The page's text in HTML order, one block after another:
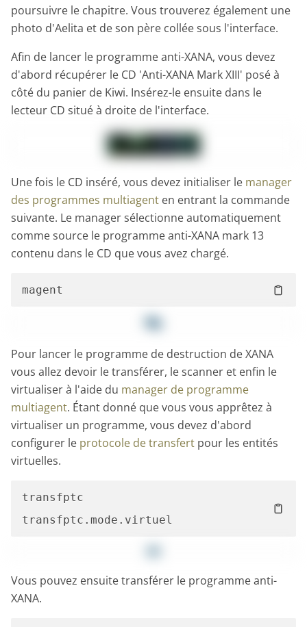
poursuivre le chapitre. Vous trouverez également une
photo d'Aelita et de son père collée sous l'interface.
Afin de lancer le programme anti-XANA, vous devez
d'abord récupérer le CD 'Anti-XANA Mark XIII' posé à
côté du panier de Kiwi. Insérez-le ensuite dans le
lecteur CD situé à droite de l'interface.
Une fois le CD inséré, vous devez initialiser le manager
des programmes multiagent en entrant la commande
suivante. Le manager sélectionne automatiquement
comme source le programme anti-XANA mark 13
contenu dans le CD que vous avez chargé.
Pour lancer le programme de destruction de XANA
vous allez devoir le transférer, le scanner et enfin le
virtualiser à l'aide du manager de programme
multiagent. Étant donné que vous vous apprêtez à
virtualiser un programme, vous devez d'abord
configurer le protocole de transfert pour les entités
virtuelles.
transfptc
Vous pouvez ensuite transférer le programme anti-
XANA.